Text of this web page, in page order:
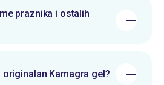
praznika i ostalih
Kamagra gel?